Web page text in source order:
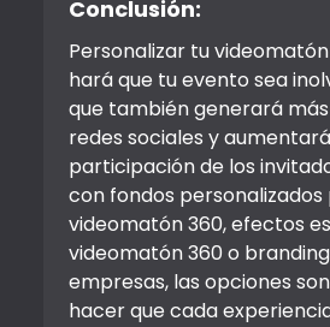
Conclusión:
Personalizar tu
hará que tu evento sea
que también generará
redes sociales y
participación de los
con fondos personalizados
videomatón 360, efectos
videomatón 360 o
empresas, las opciones
hacer que cada